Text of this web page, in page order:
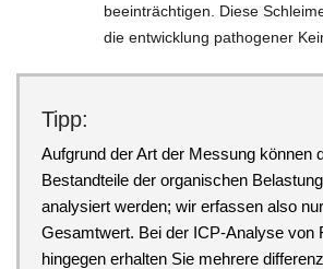
beeinträchtigen. Diese
die entwicklung pathogener
Tipp:
Aufgrund der Art der Messung können
Bestandteile der organischen
analysiert werden; wir erfassen also
Gesamtwert. Bei der ICP-Analyse von
hingegen erhalten Sie mehrere